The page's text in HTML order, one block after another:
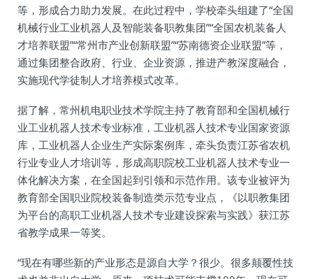
等，形成合力助力发展。在此过程中，学校牵头组建了“全国
机械行业工业机器人及智能装备职教集团”“全国农机装备人
才培养联盟”“常州市产业创新联盟”“苏南德资企业联盟”等，
通过集团整合政府、行业、企业资源，推进产教深度融合，
实施现代学徒制人才培养模式改革。
据了解，常州机电职业技术学院主持了教育部和全国机械行
业工业机器人技术专业标准，工业机器人技术专业国家资源
库，工业机器人企业生产实际案例库，牵头负责江苏省农机
行业专业人才培训等，形成高职院校工业机器人技术专业一
体化解决方案，在全国起到引领和示范作用。该专业被评为
教育部全国职业院校装备制造类示范专业点，《以职教集团
为平台的高职工业机器人技术专业建设探索与实践》获江苏
省教学成果一等奖。
“现在有哪些新的产业形态是源自大学？很少。很多颠覆性技